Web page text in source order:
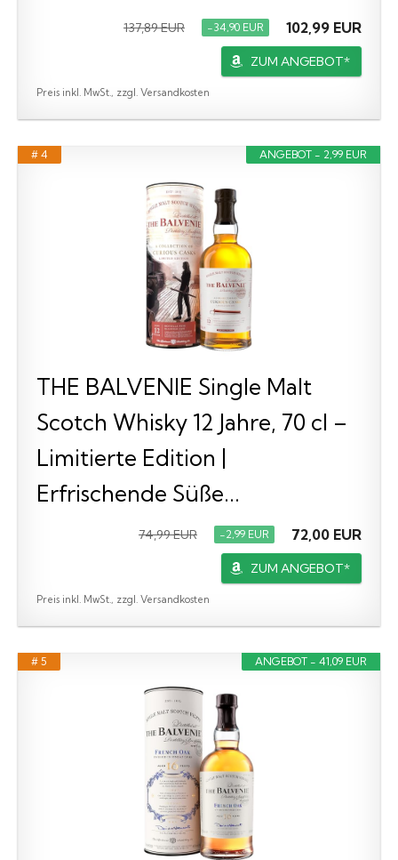
137,89 EUR −34,90 EUR 102,99 EUR
ZUM ANGEBOT*
Preis inkl. MwSt., zzgl. Versandkosten
ANGEBOT - 2,99 EUR
# 4
THE BALVENIE Single Malt
Scotch Whisky 12 Jahre, 70 cl –
Limitierte Edition |
Erfrischende Süße...
74,99 EUR −2,99 EUR 72,00 EUR
ZUM ANGEBOT*
Preis inkl. MwSt., zzgl. Versandkosten
ANGEBOT - 41,09 EUR
# 5